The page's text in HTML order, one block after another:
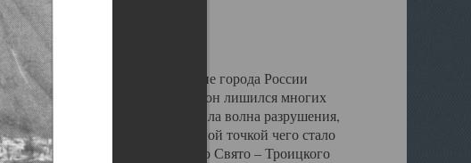
мере, чем другие губернские города России
в результате которых он лишился многих
старому Архангельску ударила волна разрушения,
в конце 20 –х годов. Отправной точкой чего стало
- ансамбля кафедрального Свято – Троицкого